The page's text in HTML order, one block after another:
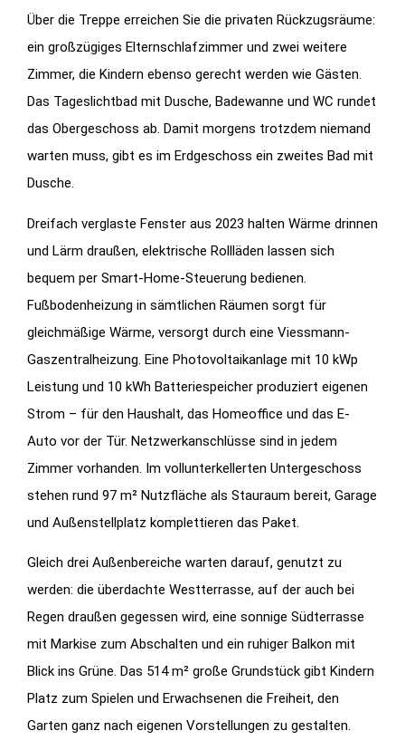
Über die Treppe erreichen Sie die privaten Rückzugsräume:
ein großzügiges Elternschlafzimmer und zwei weitere
Zimmer, die Kindern ebenso gerecht werden wie Gästen.
Das Tageslichtbad mit Dusche, Badewanne und WC rundet
das Obergeschoss ab. Damit morgens trotzdem niemand
warten muss, gibt es im Erdgeschoss ein zweites Bad mit
Dusche.
Dreifach verglaste Fenster aus 2023 halten Wärme drinnen
und Lärm draußen, elektrische Rollläden lassen sich
bequem per Smart-Home-Steuerung bedienen.
Fußbodenheizung in sämtlichen Räumen sorgt für
gleichmäßige Wärme, versorgt durch eine Viessmann-
Gaszentralheizung. Eine Photovoltaikanlage mit 10 kWp
Leistung und 10 kWh Batteriespeicher produziert eigenen
Strom – für den Haushalt, das Homeoffice und das E-
Auto vor der Tür. Netzwerkanschlüsse sind in jedem
Zimmer vorhanden. Im vollunterkellerten Untergeschoss
stehen rund 97 m² Nutzfläche als Stauraum bereit, Garage
und Außenstellplatz komplettieren das Paket.
Gleich drei Außenbereiche warten darauf, genutzt zu
werden: die überdachte Westterrasse, auf der auch bei
Regen draußen gegessen wird, eine sonnige Südterrasse
mit Markise zum Abschalten und ein ruhiger Balkon mit
Blick ins Grüne. Das 514 m² große Grundstück gibt Kindern
Platz zum Spielen und Erwachsenen die Freiheit, den
Garten ganz nach eigenen Vorstellungen zu gestalten.